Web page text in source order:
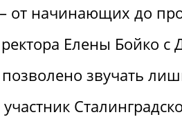
– от начинающих до
Елены Бойко
звучать